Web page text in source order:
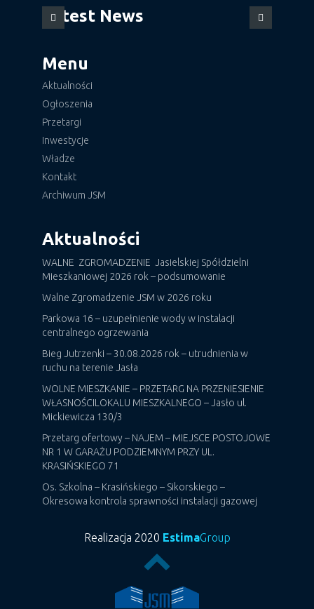
Latest News
Menu
Aktualności
Ogłoszenia
Przetargi
Inwestycje
Władze
Kontakt
Archiwum JSM
Aktualności
WALNE ZGROMADZENIE Jasielskiej Spółdzielni
Mieszkaniowej 2026 rok – podsumowanie
Walne Zgromadzenie JSM w 2026 roku
Parkowa 16 – uzupełnienie wody w instalacji
centralnego ogrzewania
Bieg Jutrzenki – 30.08.2026 rok – utrudnienia w
ruchu na terenie Jasła
WOLNE MIESZKANIE – PRZETARG NA PRZENIESIENIE
WŁASNOŚCILOKALU MIESZKALNEGO – Jasło ul.
Mickiewicza 130/3
Przetarg ofertowy – NAJEM – MIEJSCE POSTOJOWE
NR 1 W GARAŻU PODZIEMNYM PRZY UL.
KRASIŃSKIEGO 71
Os. Szkolna – Krasińskiego – Sikorskiego –
Okresowa kontrola sprawności instalacji gazowej
Realizacja 2020 EstimaGroup